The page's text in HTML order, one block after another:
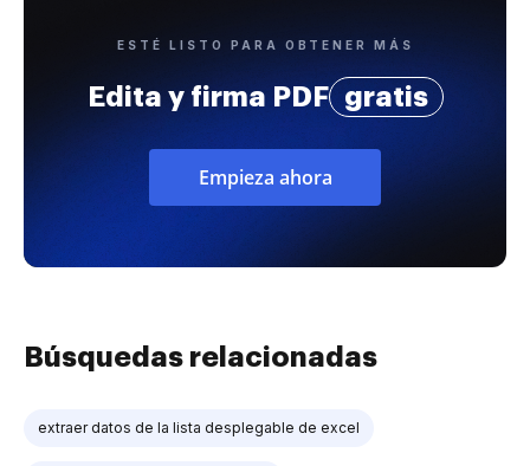
ESTÉ LISTO PARA OBTENER MÁS
Edita y firma PDF gratis
Empieza ahora
Búsquedas relacionadas
extraer datos de la lista desplegable de excel